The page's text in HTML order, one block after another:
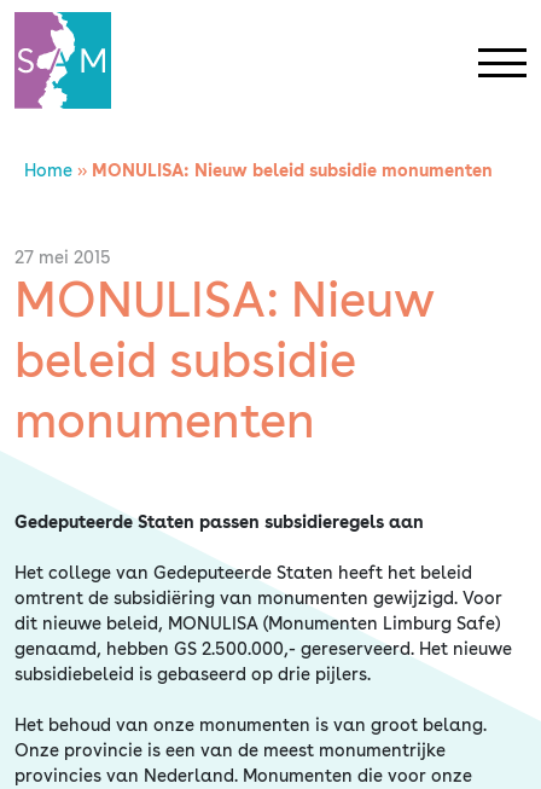
Home
Contact
SAM Limburg
Actueel
Overheid
Erfgoed
Home » MONULISA: Nieuw beleid subsidie monumenten
27 mei 2015
MONULISA: Nieuw
beleid subsidie
monumenten
Gedeputeerde Staten passen subsidieregels aan
Het college van Gedeputeerde Staten heeft het beleid
omtrent de subsidiëring van monumenten gewijzigd. Voor
dit nieuwe beleid, MONULISA (Monumenten Limburg Safe)
genaamd, hebben GS 2.500.000,- gereserveerd. Het nieuwe
subsidiebeleid is gebaseerd op drie pijlers.
Het behoud van onze monumenten is van groot belang.
Onze provincie is een van de meest monumentrijke
provincies van Nederland. Monumenten die voor onze